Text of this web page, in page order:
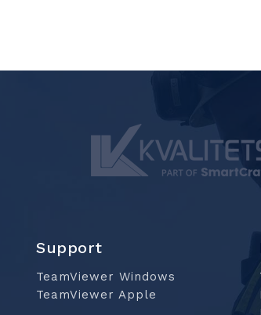
Support
TeamViewer Windows
TeamViewer Apple